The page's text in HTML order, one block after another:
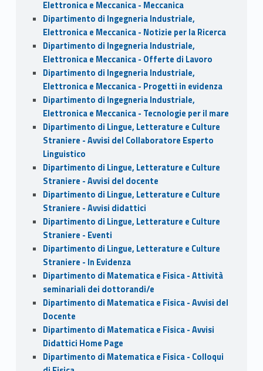
Elettronica e Meccanica - Meccanica
Dipartimento di Ingegneria Industriale,
Elettronica e Meccanica - Notizie per la Ricerca
Dipartimento di Ingegneria Industriale,
Elettronica e Meccanica - Offerte di Lavoro
Dipartimento di Ingegneria Industriale,
Elettronica e Meccanica - Progetti in evidenza
Dipartimento di Ingegneria Industriale,
Elettronica e Meccanica - Tecnologie per il mare
Dipartimento di Lingue, Letterature e Culture
Straniere - Avvisi del Collaboratore Esperto
Linguistico
Dipartimento di Lingue, Letterature e Culture
Straniere - Avvisi del docente
Dipartimento di Lingue, Letterature e Culture
Straniere - Avvisi didattici
Dipartimento di Lingue, Letterature e Culture
Straniere - Eventi
Dipartimento di Lingue, Letterature e Culture
Straniere - In Evidenza
Dipartimento di Matematica e Fisica - Attività
seminariali dei dottorandi/e
Dipartimento di Matematica e Fisica - Avvisi del
Docente
Dipartimento di Matematica e Fisica - Avvisi
Didattici Home Page
Dipartimento di Matematica e Fisica - Colloqui